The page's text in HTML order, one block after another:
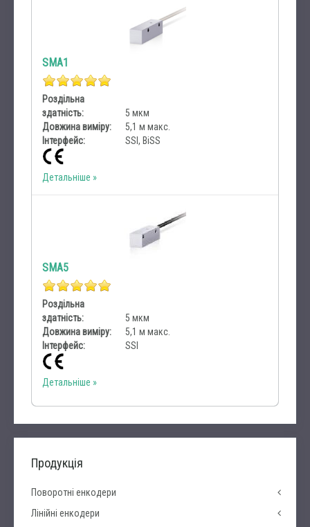
SMA1
Роздільна
здатність:
5 мкм
Довжина виміру:
5,1 м макс.
Інтерфейс:
SSI, BiSS
Детальніше
SMA5
Роздільна
здатність:
5 мкм
Довжина виміру:
5,1 м макс.
Інтерфейс:
SSI
Детальніше
Продукція
Поворотні енкодери
Лінійні енкодери